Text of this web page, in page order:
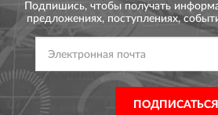
Подпишись, чтобы получать
предложениях, поступлениях,
ПОДПИСАТЬСЯ